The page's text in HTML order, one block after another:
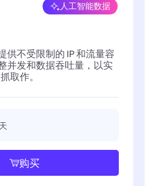
人工智能数据
供不受限制的 IP 和流量容
并发和数据吞吐量，以实
取作。
购买